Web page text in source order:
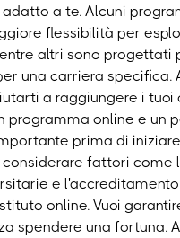
a te. Alcuni
flessibilità per
altri sono progettati
una carriera specifica.
a raggiungere i tuoi
programma online e un
prima di
fattori come
e
online. Vuoi
spendere una fortuna.